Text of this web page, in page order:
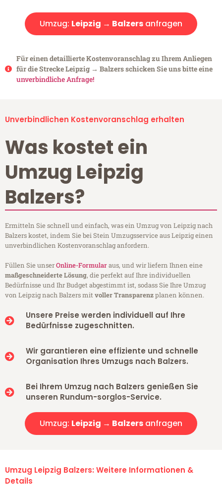
Umzug: Leipzig → Balzers anfragen
Für einen detaillierte Kostenvoranschlag zu Ihrem Anliegen
für die Strecke Leipzig → Balzers schicken Sie uns bitte eine
unverbindliche Anfrage!
Unverbindlichen Kostenvoranschlag erhalten
Was kostet ein
Umzug Leipzig
Balzers?
Ermitteln Sie schnell und einfach, was ein Umzug von Leipzig nach
Balzers kostet, indem Sie bei Stein Umzugsservice aus Leipzig einen
unverbindlichen Kostenvoranschlag anfordern.
Füllen Sie unserOnline-Formularaus, und wir liefern Ihnen eine
maßgeschneiderte Lösung, die perfekt auf Ihre individuellen
Bedürfnisse und Ihr Budget abgestimmt ist, sodass Sie Ihre Umzug
von Leipzig nach Balzers mitvoller Transparenzplanen können.
Unsere Preise werden individuell auf Ihre
Bedürfnisse zugeschnitten.
Wir garantieren eine effiziente und schnelle
Organisation Ihres Umzugs nach Balzers.
Bei Ihrem Umzug nach Balzers genießen Sie
unseren Rundum-sorglos-Service.
Umzug: Leipzig → Balzers anfragen
Umzug Leipzig Balzers: Weitere Informationen &
Details